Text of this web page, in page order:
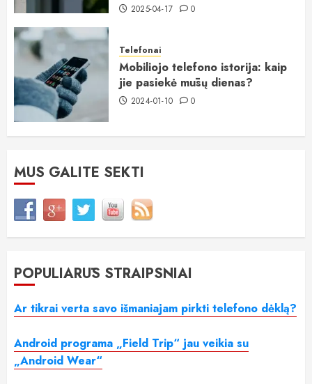
2025-04-17 0
Telefonai
Mobiliojo telefono istorija: kaip
jie pasiekė mūsų dienas?
2024-01-10 0
MUS GALITE SEKTI
POPULIARŪS STRAIPSNIAI
Ar tikrai verta savo išmaniajam pirkti telefono dėklą?
Android programa „Field Trip“ jau veikia su
„Android Wear“